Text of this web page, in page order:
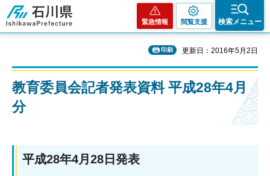
石川県
緊急情報 閲覧支援 検索メニュー
印刷 更新日：2016年5月2日
教育委員会記者発表資料 平成28年4月
分
平成28年4月28日発表